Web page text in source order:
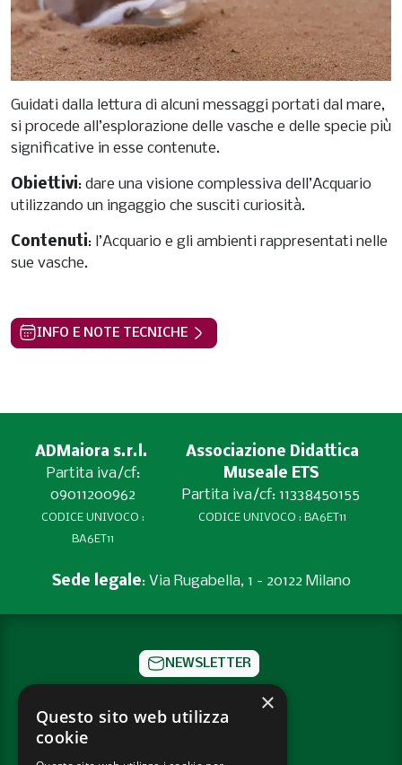
Guidati dalla lettura di alcuni messaggi portati dal mare,
si procede all’esplorazione delle vasche e delle specie più
significative in esse contenute.
Obiettivi: dare una visione complessiva dell’Acquario
utilizzando un ingaggio che susciti curiosità.
Contenuti: l’Acquario e gli ambienti rappresentati nelle
sue vasche.
INFO E NOTE TECNICHE
ADMaiora s.r.l.
Partita iva/cf:
09011200962
CODICE UNIVOCO :
BA6ET11
Associazione Didattica
Museale ETS
Partita iva/cf: 11338450155
CODICE UNIVOCO : BA6ET11
Sede legale: Via Rugabella, 1 - 20122 Milano
NEWSLETTER
CONTATTI
×
Questo sito web utilizza
cookie